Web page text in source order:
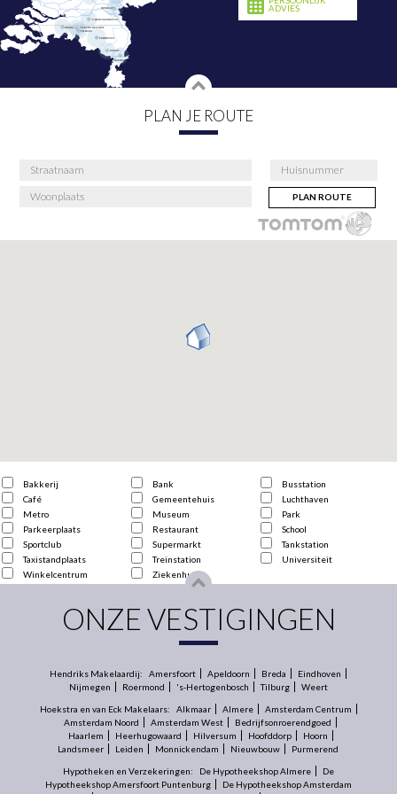
ADVIES
PLAN JE ROUTE
PLAN ROUTE
Bakkerij Bank
Busstation
Café
Gemeentehuis
Luchthaven
Metro
Museum
Park
Parkeerplaats
Restaurant
School
Sportclub
Supermarkt
Tankstation
Taxistandplaats
Treinstation
Universiteit
Winkelcentrum
Ziekenhuis
ONZE VESTIGINGEN
Hendriks Makelaardij: Amersfoort Apeldoorn Breda
Eindhoven
Nijmegen
Roermond 's-Hertogenbosch Tilburg Weert
Hoekstra en van Eck Makelaars: Alkmaar Almere
Amsterdam Centrum
Amsterdam Noord
Amsterdam West
Bedrijfsonroerendgoed
Haarlem
Heerhugowaard Hilversum Hoofddorp
Hoorn
Landsmeer
Leiden Monnickendam Nieuwbouw Purmerend
Hypotheken en Verzekeringen: De Hypotheekshop Almere
De
Hypotheekshop Amersfoort Puntenburg
De Hypotheekshop Amsterdam